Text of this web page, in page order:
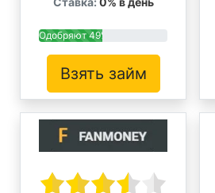
Одобряют 49%
Взять займ